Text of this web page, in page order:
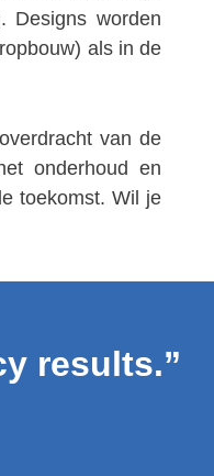
Designs worden
als in de
van de
onderhoud en
toekomst. Wil je
results.”